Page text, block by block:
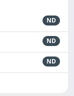
ND
ND
ND